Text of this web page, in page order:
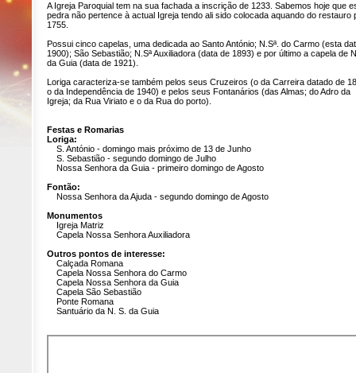
A Igreja Paroquial tem na sua fachada a inscrição de 1233. Sabemos hoje que
pedra não pertence à actual Igreja tendo ali sido colocada aquando do restauro
1755.
Possui cinco capelas, uma dedicada ao Santo António; N.Sª. do Carmo (esta
1900); São Sebastião; N.Sª Auxiliadora (data de 1893) e por último a capela de
da Guia (data de 1921).
Loriga caracteriza-se também pelos seus Cruzeiros (o da Carreira datado de
o da Independência de 1940) e pelos seus Fontanários (das Almas; do Adro da
Igreja; da Rua Viriato e o da Rua do porto).
Festas e Romarias
Loriga:
S. António - domingo mais próximo de 13 de Junho
S. Sebastião - segundo domingo de Julho
Nossa Senhora da Guia - primeiro domingo de Agosto
Fontão:
Nossa Senhora da Ajuda - segundo domingo de Agosto
Monumentos
Igreja Matriz
Capela Nossa Senhora Auxiliadora
Outros pontos de interesse:
Calçada Romana
Capela Nossa Senhora do Carmo
Capela Nossa Senhora da Guia
Capela São Sebastião
Ponte Romana
Santuário da N. S. da Guia